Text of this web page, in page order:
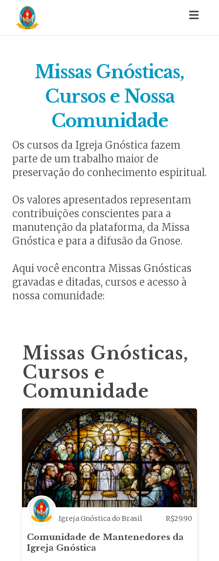
Missas Gnósticas,
Cursos e Nossa
Comunidade
Os cursos da Igreja Gnóstica fazem
parte de um trabalho maior de
preservação do conhecimento espiritual.
Os valores apresentados representam
contribuições conscientes para a
manutenção da plataforma, da Missa
Gnóstica e para a difusão da Gnose.
Aqui você encontra Missas Gnósticas
gravadas e ditadas, cursos e acesso à
nossa comunidade:
Missas Gnósticas,
Cursos e
Comunidade
Igreja Gnóstica do Brasil R$29.90
Comunidade de Mantenedores da
Igreja Gnóstica